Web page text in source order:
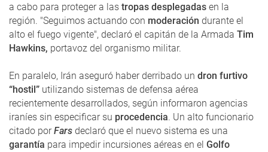
a cabo para proteger a las tropas desplegadas en la
región. "Seguimos actuando con moderación durante el
alto el fuego vigente", declaró el capitán de la Armada Tim
Hawkins, portavoz del organismo militar.
En paralelo, Irán aseguró haber derribado un dron furtivo
“hostil” utilizando sistemas de defensa aérea
recientemente desarrollados, según informaron agencias
iraníes sin especificar su procedencia. Un alto funcionario
citado porFars declaró que el nuevo sistema es una
garantía para impedir incursiones aéreas en el Golfo